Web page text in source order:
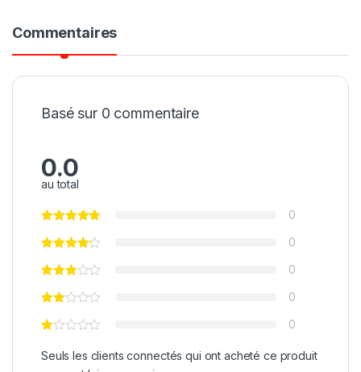
Commentaires
Basé sur 0 commentaire
0.0
au total
0
0
0
0
0
Seuls les clients connectés qui ont acheté ce produit